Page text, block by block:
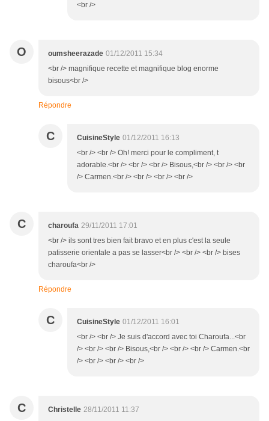
<br />
O oumsheerazade 01/12/2011 15:34
<br /> magnifique recette et magnifique blog enorme
bisous<br />
Répondre
C CuisineStyle 01/12/2011 16:13
<br /> <br /> Oh! merci pour le compliment, t
adorable.<br /> <br /> <br /> Bisous,<br /> <br /> <br
/> Carmen.<br /> <br /> <br /> <br />
C charoufa 29/11/2011 17:01
<br /> ils sont tres bien fait bravo et en plus c'est la seule
patisserie orientale a pas se lasser<br /> <br /> <br /> bises
charoufa<br />
Répondre
C CuisineStyle 01/12/2011 16:01
<br /> <br /> Je suis d'accord avec toi Charoufa...<br
/> <br /> <br /> Bisous,<br /> <br /> <br /> Carmen.<br
/> <br /> <br /> <br />
C Christelle 28/11/2011 11:37